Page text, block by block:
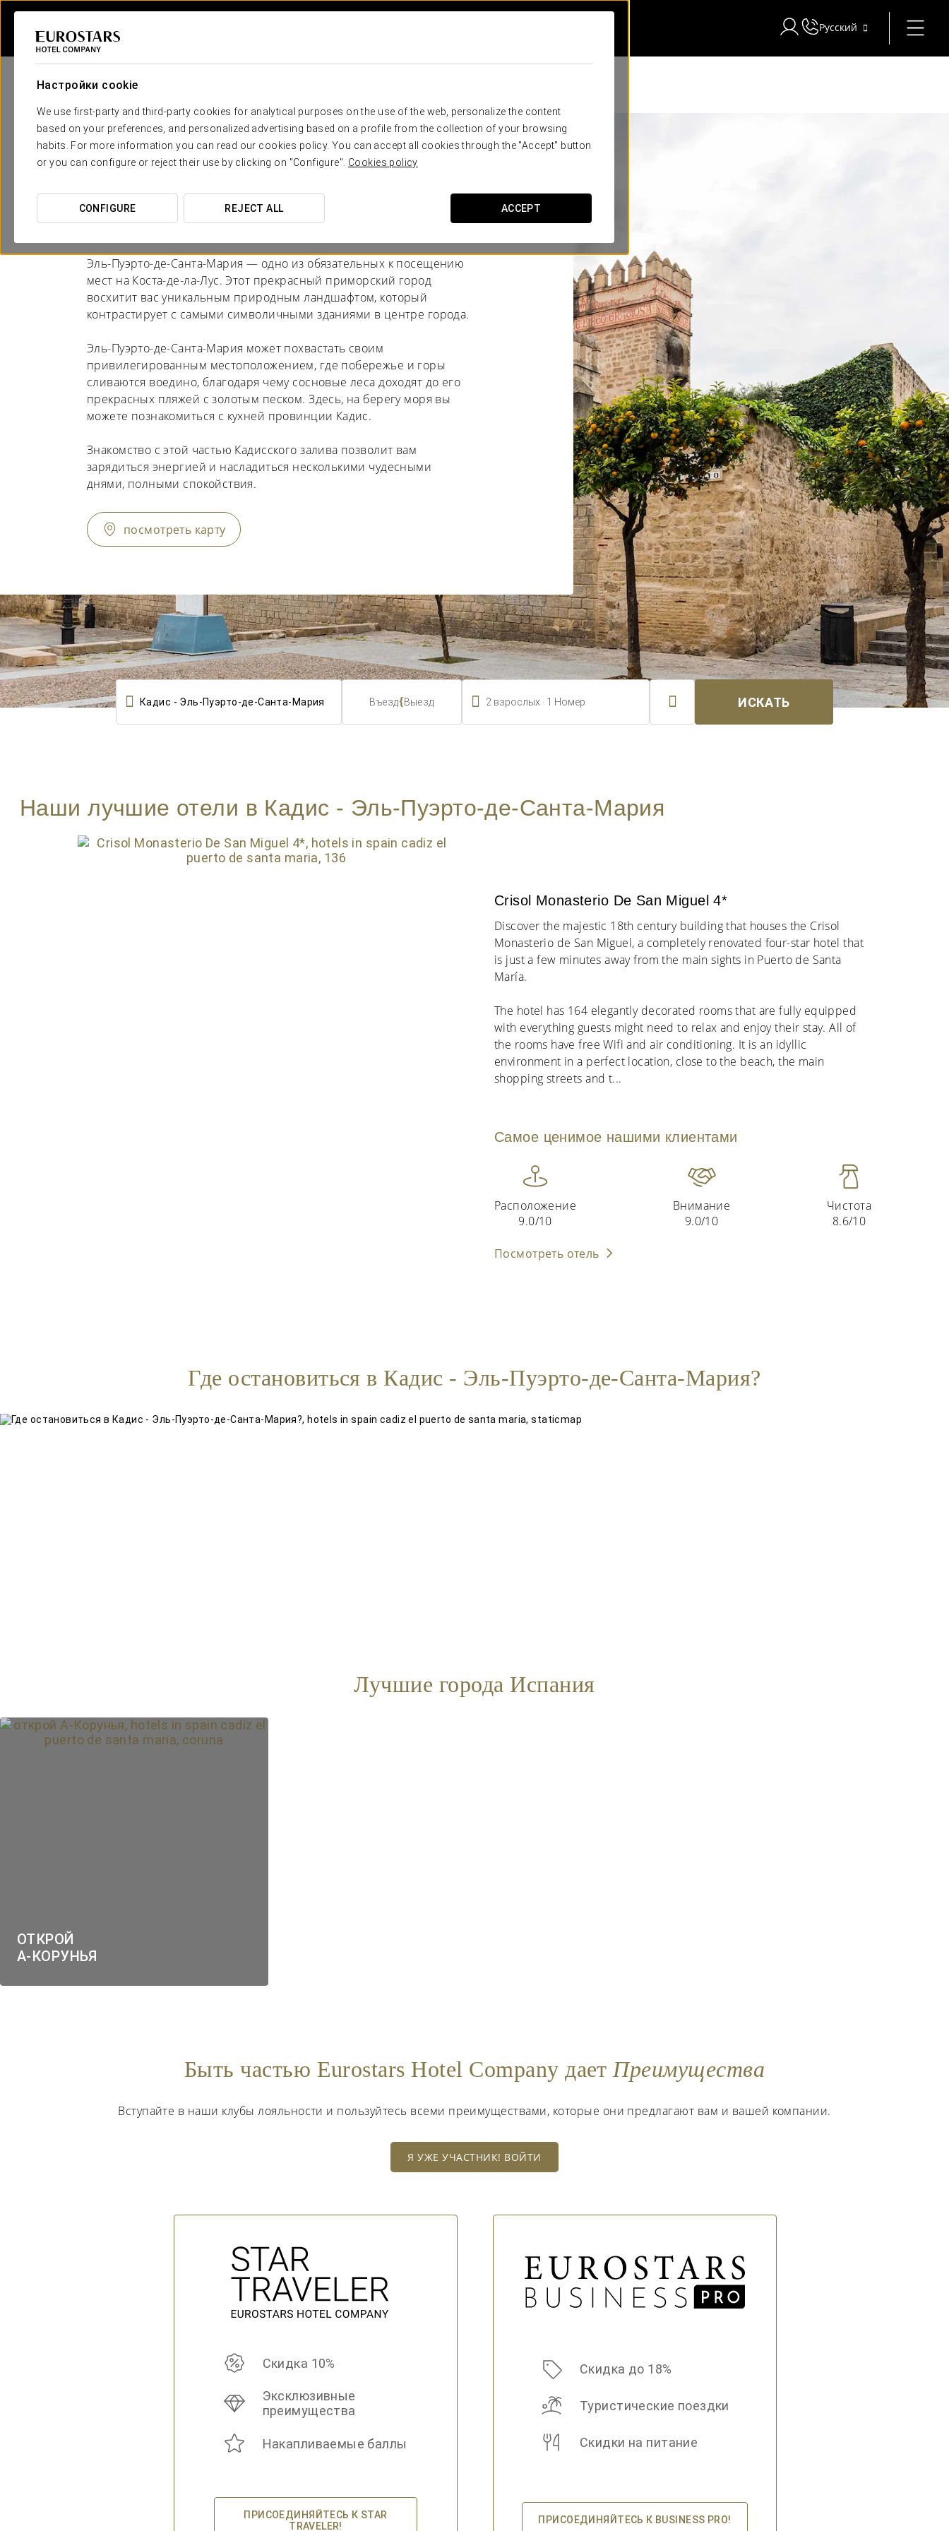
Настройки cookie
We use first-party and third-party cookies for analytical purposes on the use of the web, personalize the content
based on your preferences, and personalized advertising based on a profile from the collection of your browsing
habits. For more information you can read our cookies policy. You can accept all cookies through the "Accept" button
or you can configure or reject their use by clicking on "Configure". Cookies policy
CONFIGURE REJECT ALL ACCEPT
Войти в Star Traveler или
Русский
Отели в Кадис - Эль-Пуэрто-де-
Санта-Мария
ПУТЕШЕСТВИЕ В РИТМЕ МОРЯ
Эль-Пуэрто-де-Санта-Мария — одно из обязательных к посещению
мест на Коста-де-ла-Лус. Этот прекрасный приморский город
восхитит вас уникальным природным ландшафтом, который
контрастирует с самыми символичными зданиями в центре города.
Эль-Пуэрто-де-Санта-Мария может похвастать своим
привилегированным местоположением, где побережье и горы
сливаются воедино, благодаря чему сосновые леса доходят до его
прекрасных пляжей с золотым песком. Здесь, на берегу моря вы
можете познакомиться с кухней провинции Кадис.
Знакомство с этой частью Кадисского залива позволит вам
зарядиться энергией и насладиться несколькими чудесными
днями, полными спокойствия.
посмотреть карту
 Въезд{Выезд  2 взрослых 1 Номер  ИСКАТЬ
Наши лучшие отели в Кадис - Эль-Пуэрто-де-Санта-Мария
Crisol Monasterio De San Miguel 4*
Discover the majestic 18th century building that houses the Crisol
Monasterio de San Miguel, a completely renovated four-star hotel that
is just a few minutes away from the main sights in Puerto de Santa
María.
The hotel has 164 elegantly decorated rooms that are fully equipped
with everything guests might need to relax and enjoy their stay. All of
the rooms have free Wifi and air conditioning. It is an idyllic
environment in a perfect location, close to the beach, the main
shopping streets and t...
Самое ценимое нашими клиентами
Расположение
9.0/10
Внимание
9.0/10
Чистота
8.6/10
Посмотреть отель
Где остановиться в Кадис - Эль-Пуэрто-де-Санта-Мария?
Лучшие города Испания
ОТКРОЙ
А-КОРУНЬЯ
Быть частью Eurostars Hotel Company дает Преимущества
Вступайте в наши клубы лояльности и пользуйтесь всеми преимуществами, которые они предлагают вам и вашей компании.
Я УЖЕ УЧАСТНИК! ВОЙТИ
Скидка 10%
Эксклюзивные
преимущества
Накапливаемые баллы
ПРИСОЕДИНЯЙТЕСЬ К STAR
TRAVELER!
Скидка до 18%
Туристические поездки
Скидки на питание
ПРИСОЕДИНЯЙТЕСЬ К BUSINESS PRO!